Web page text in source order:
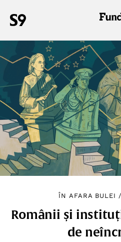
ÎN AFARA BULEI /
Românii și
de